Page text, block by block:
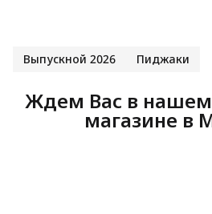
Выпускной 2026 Пиджаки
Ждем Вас в
магазине в